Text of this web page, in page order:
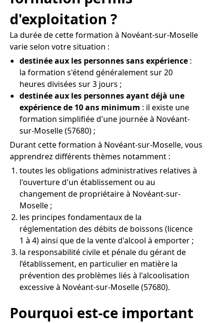
d'exploitation ?
La durée de cette formation à Novéant-sur-Moselle
varie selon votre situation :
destinée aux les personnes sans expérience :
la formation s'étend généralement sur 20
heures divisées sur 3 jours ;
destinée aux les personnes ayant déjà une
expérience de 10 ans minimum : il existe une
formation simplifiée d'une journée à Novéant-
sur-Moselle (57680) ;
Durant cette formation à Novéant-sur-Moselle, vous
apprendrez différents thèmes notamment :
toutes les obligations administratives relatives à
l'ouverture d'un établissement ou au
changement de propriétaire à Novéant-sur-
Moselle ;
les principes fondamentaux de la
réglementation des débits de boissons (licence
1 à 4) ainsi que de la vente d'alcool à emporter ;
la responsabilité civile et pénale du gérant de
l’établissement, en particulier en matière la
prévention des problèmes liés à l'alcoolisation
excessive à Novéant-sur-Moselle (57680).
Pourquoi est-ce important